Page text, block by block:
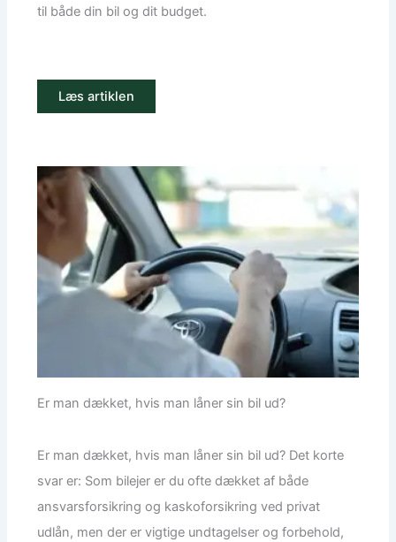
til både din bil og dit budget.
Læs artiklen
Er man dækket, hvis man låner sin bil ud?
Er man dækket, hvis man låner sin bil ud? Det korte
svar er: Som bilejer er du ofte dækket af både
ansvarsforsikring og kaskoforsikring ved privat
udlån, men der er vigtige undtagelser og forbehold,